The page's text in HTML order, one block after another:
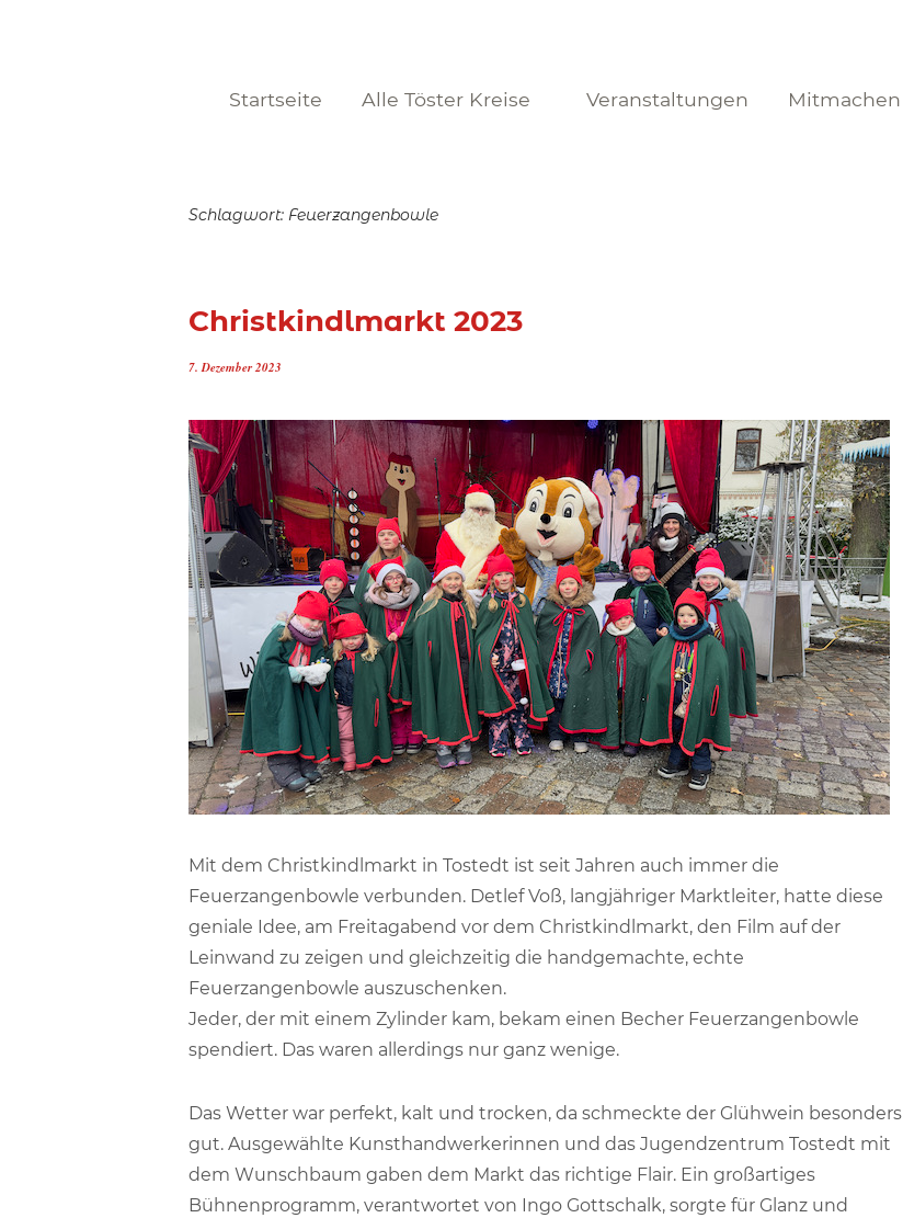
Startseite Alle Töster Kreise Veranstaltungen Mitmachen
Schlagwort: Feuerzangenbowle
Christkindlmarkt 2023
7. Dezember 2023
Mit dem Christkindlmarkt in Tostedt ist seit Jahren auch immer die
Feuerzangenbowle verbunden. Detlef Voß, langjähriger Marktleiter, hatte diese
geniale Idee, am Freitagabend vor dem Christkindlmarkt, den Film auf der
Leinwand zu zeigen und gleichzeitig die handgemachte, echte
Feuerzangenbowle auszuschenken.
Jeder, der mit einem Zylinder kam, bekam einen Becher Feuerzangenbowle
spendiert. Das waren allerdings nur ganz wenige.
Das Wetter war perfekt, kalt und trocken, da schmeckte der Glühwein besonders
gut. Ausgewählte Kunsthandwerkerinnen und das Jugendzentrum Tostedt mit
dem Wunschbaum gaben dem Markt das richtige Flair. Ein großartiges
Bühnenprogramm, verantwortet von Ingo Gottschalk, sorgte für Glanz und